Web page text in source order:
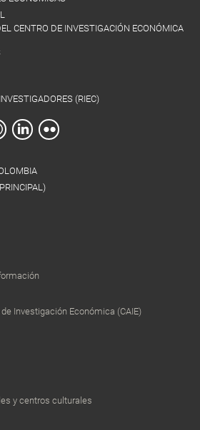
CENTRO DE INVESTIGACIÓN ECONÓMICA
(RIEC)
Investigación Económica (CAIE)
y centros culturales